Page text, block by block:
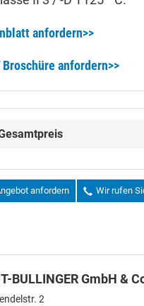
anfordern>>
Broschüre anfordern>>
anfordern Wir rufen
BULLINGER GmbH &
2